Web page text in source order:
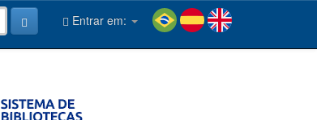
Entrar em: